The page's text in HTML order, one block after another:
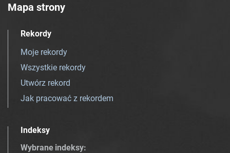
Mapa strony
Rekordy
Moje rekordy
Wszystkie rekordy
Utwórz rekord
Jak pracować z rekordem
Indeksy
Wybrane indeksy: